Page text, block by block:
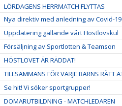
LÖRDAGENS HERRMATCH FLYTTAS
Nya direktiv med anledning av Covid-19
Uppdatering gällande vårt Höstlovskul
Försäljning av Sportlotten & Teamson
HÖSTLOVET ÄR RÄDDAT!
TILLSAMMANS FÖR VARJE BARNS RÄTT
Se hit! Vi söker sportgrupper!
DOMARUTBILDNING - MATCHLEDAREN